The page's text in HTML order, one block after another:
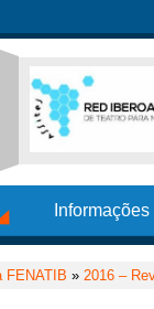
FENATIB » 2016 –